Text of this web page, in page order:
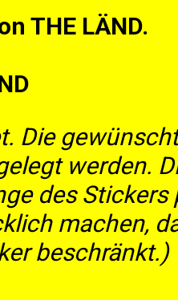
THE LÄND.
Die
werden.
des Stickers
machen,
beschränkt.)